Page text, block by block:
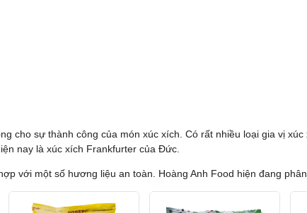
cho sự thành công của món xúc xích. Có rất nhiều loại gia vị
nay là xúc xích Frankfurter của Đức.
với một số hương liệu an toàn. Hoàng Anh Food hiện đang